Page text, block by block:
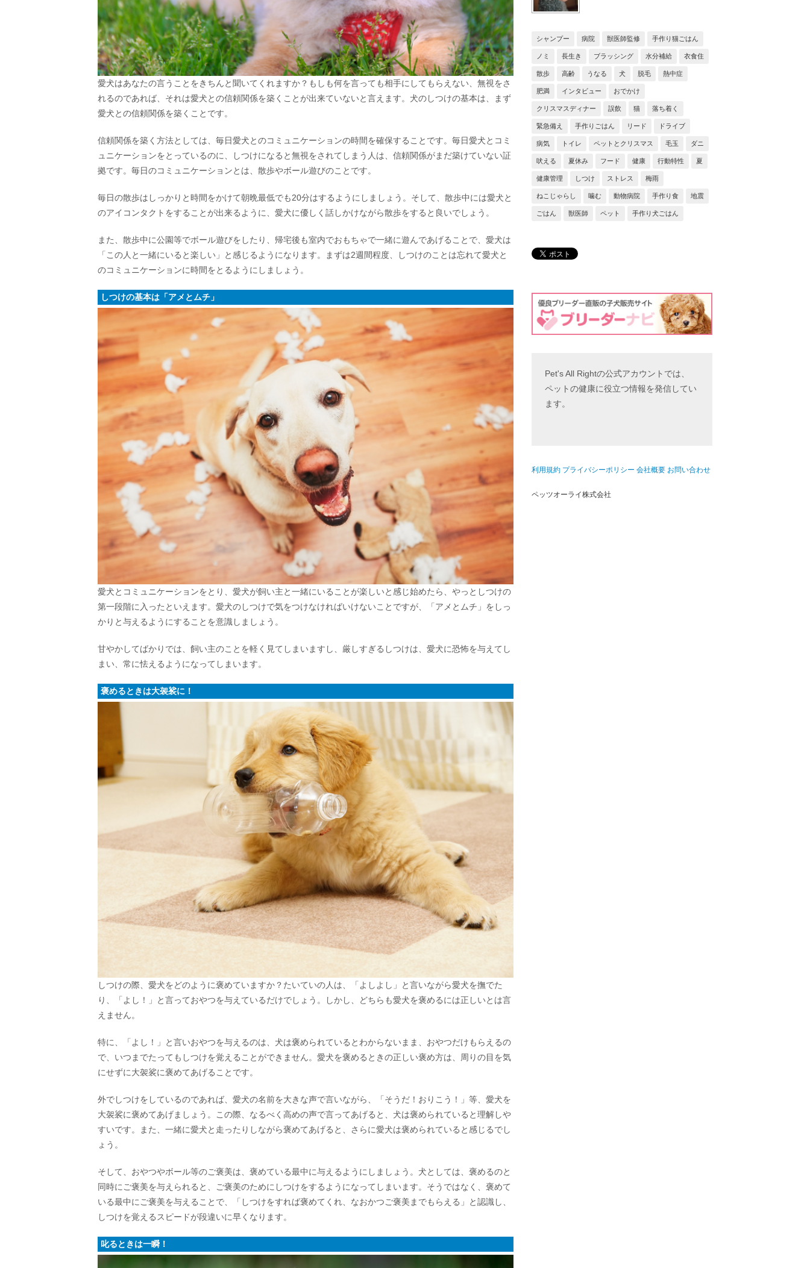
愛犬はあなたの言うことをきちんと聞いてくれますか？もしも何を言っても相手にしてもらえない、無視をさ
れるのであれば、それは愛犬との信頼関係を築くことが出来ていないと言えます。犬のしつけの基本は、まず
愛犬との信頼関係を築くことです。
信頼関係を築く方法としては、毎日愛犬とのコミュニケーションの時間を確保することです。毎日愛犬とコミ
ュニケーションをとっているのに、しつけになると無視をされてしまう人は、信頼関係がまだ築けていない証
拠です。毎日のコミュニケーションとは、散歩やボール遊びのことです。
毎日の散歩はしっかりと時間をかけて朝晩最低でも20分はするようにしましょう。そして、散歩中には愛犬と
のアイコンタクトをすることが出来るように、愛犬に優しく話しかけながら散歩をすると良いでしょう。
また、散歩中に公園等でボール遊びをしたり、帰宅後も室内でおもちゃで一緒に遊んであげることで、愛犬は
「この人と一緒にいると楽しい」と感じるようになります。まずは2週間程度、しつけのことは忘れて愛犬と
のコミュニケーションに時間をとるようにしましょう。
しつけの基本は「アメとムチ」
愛犬とコミュニケーションをとり、愛犬が飼い主と一緒にいることが楽しいと感じ始めたら、やっとしつけの
第一段階に入ったといえます。愛犬のしつけで気をつけなければいけないことですが、「アメとムチ」をしっ
かりと与えるようにすることを意識しましょう。
甘やかしてばかりでは、飼い主のことを軽く見てしまいますし、厳しすぎるしつけは、愛犬に恐怖を与えてし
まい、常に怯えるようになってしまいます。
褒めるときは大袈裟に！
しつけの際、愛犬をどのように褒めていますか？たいていの人は、「よしよし」と言いながら愛犬を撫でた
り、「よし！」と言っておやつを与えているだけでしょう。しかし、どちらも愛犬を褒めるには正しいとは言
えません。
特に、「よし！」と言いおやつを与えるのは、犬は褒められているとわからないまま、おやつだけもらえるの
で、いつまでたってもしつけを覚えることができません。愛犬を褒めるときの正しい褒め方は、周りの目を気
にせずに大袈裟に褒めてあげることです。
外でしつけをしているのであれば、愛犬の名前を大きな声で言いながら、「そうだ！おりこう！」等、愛犬を
大袈裟に褒めてあげましょう。この際、なるべく高めの声で言ってあげると、犬は褒められていると理解しや
すいです。また、一緒に愛犬と走ったりしながら褒めてあげると、さらに愛犬は褒められていると感じるでし
ょう。
そして、おやつやボール等のご褒美は、褒めている最中に与えるようにしましょう。犬としては、褒めるのと
同時にご褒美を与えられると、ご褒美のためにしつけをするようになってしまいます。そうではなく、褒めて
いる最中にご褒美を与えることで、「しつけをすれば褒めてくれ、なおかつご褒美までもらえる」と認識し、
しつけを覚えるスピードが段違いに早くなります。
叱るときは一瞬！
シャンプー 病院 獣医師監修 手作り猫ごはん
ノミ 長生き ブラッシング 水分補給 衣食住
散歩 高齢 うなる 犬 脱毛 熱中症
肥満 インタビュー おでかけ
クリスマスディナー 誤飲 猫 落ち着く
緊急備え 手作りごはん リード ドライブ
病気 トイレ ペットとクリスマス 毛玉 ダニ
吠える 夏休み フード 健康 行動特性 夏
健康管理 しつけ ストレス 梅雨
ねこじゃらし 噛む 動物病院 手作り食 地震
ごはん 獣医師 ペット 手作り犬ごはん
Pet's All Rightの公式アカウントでは、
ペットの健康に役立つ情報を発信してい
ます。
利用規約 プライバシーポリシー 会社概要 お問い合わせ
ペッツオーライ株式会社